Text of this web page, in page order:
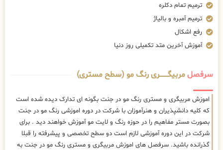
ترمیم تمام دکلره
ترمیم آمبره و بالیاژ
رفع اشکال
آموزش آخرین متد تکمیلی روز دنیا
سرفصلمربیگــــــــری رنگ مو (سطح مستری)
اموزش مربیگری و مستری رنگ مو در جنت بگونه ای تدارک دیده شده است
که کلیه دانشپذیران و هنرآموزان با شرکت در دوره اموزشی رنگ مو در جنت
بصورت مستر مفاهیم را در حوزه رنگ و لایت مو آموزش خواهند دید . برای
شرکت در این دوره آموزشی لازم است دو سطح تخصصی و پیشرفته را قبلا
گذرانده باشید. سرفصل های اموزش مربیگری و مستری رنگ مو در جنت به